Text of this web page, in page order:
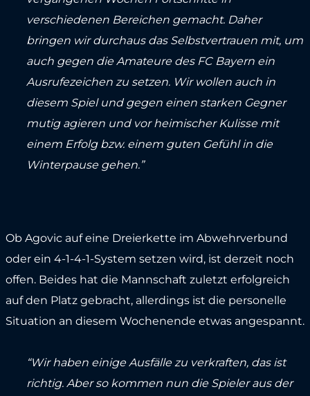
verschiedenen Bereichen gemacht. Daher
bringen wir durchaus das Selbstvertrauen mit, um
auch gegen die Amateure des FC Bayern ein
Ausrufezeichen zu setzen. Wir wollen auch in
diesem Spiel und gegen einen starken Gegner
mutig agieren und vor heimischer Kulisse mit
einem Erfolg bzw. einem guten Gefühl in die
Winterpause gehen.”
Ob Agovic auf eine Dreierkette im Abwehrverbund
oder ein 4-1-4-1-System setzen wird, ist derzeit noch
offen. Beides hat die Mannschaft zuletzt erfolgreich
auf den Platz gebracht, allerdings ist die personelle
Situation an diesem Wochenende etwas angespannt.
“Wir haben einige Ausfälle zu verkraften, das ist
richtig. Aber so kommen nun die Spieler aus der